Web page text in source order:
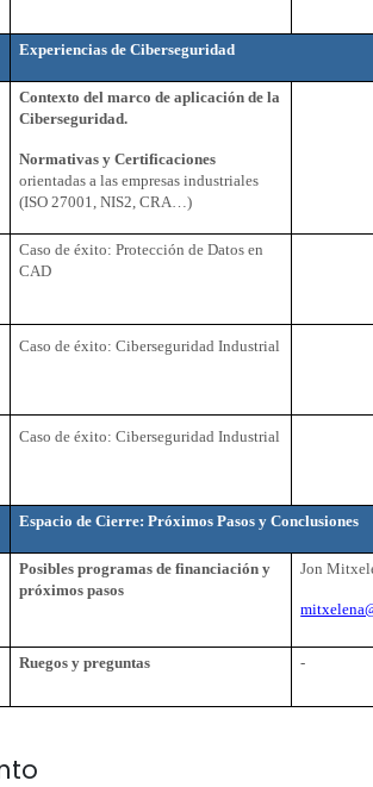
Experiencias de Ciberseguridad
Contexto del marco de aplicación de la
Ciberseguridad.
Normativas y Certificaciones
orientadas a las empresas industriales
(ISO 27001, NIS2, CRA…)
Caso de éxito: Protección de Datos en
CAD
Caso de éxito: Ciberseguridad Industrial
Caso de éxito: Ciberseguridad Industrial
Espacio de Cierre: Próximos Pasos y Conclusiones
Posibles programas de financiación y
próximos pasos
Jon
Ruegos y preguntas -